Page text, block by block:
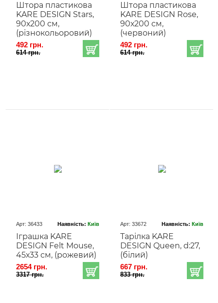
Штора пластикова
KARE DESIGN Stars,
90х200 см,
(різнокольоровий)
492 грн.
614 грн.
Штора пластикова
KARE DESIGN Rose,
90х200 см,
(червоний)
492 грн.
614 грн.
Арт: 36433 Наявність: Київ
Іграшка KARE
DESIGN Felt Mouse,
45х33 см, (рожевий)
2654 грн.
3317 грн.
Арт: 33672 Наявність: Київ
Тарілка KARE
DESIGN Queen, d:27,
(білий)
667 грн.
833 грн.